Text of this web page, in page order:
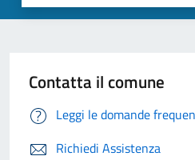
Contatta il comune
Leggi le domande
Richiedi Assistenza